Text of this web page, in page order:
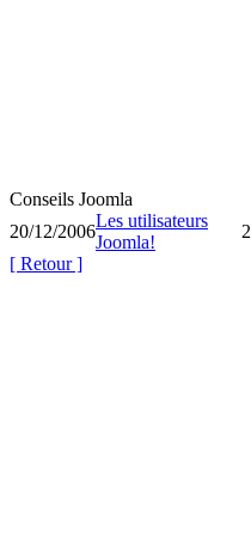
Conseils Joomla
20/12/2006
Les utilisateurs
Joomla!
[ Retour ]